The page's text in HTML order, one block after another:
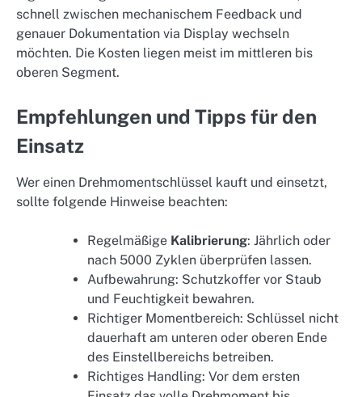
schnell zwischen mechanischem Feedback und
genauer Dokumentation via Display wechseln
möchten. Die Kosten liegen meist im mittleren bis
oberen Segment.
Empfehlungen und Tipps für den
Einsatz
Wer einen Drehmomentschlüssel kauft und einsetzt,
sollte folgende Hinweise beachten:
Regelmäßige Kalibrierung: Jährlich oder
nach 5000 Zyklen überprüfen lassen.
Aufbewahrung: Schutzkoffer vor Staub
und Feuchtigkeit bewahren.
Richtiger Momentbereich: Schlüssel nicht
dauerhaft am unteren oder oberen Ende
des Einstellbereichs betreiben.
Richtiges Handling: Vor dem ersten